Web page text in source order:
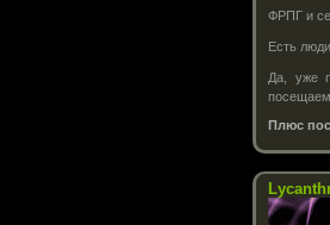
ФРПГ и
Есть
Да, уже
Плюс